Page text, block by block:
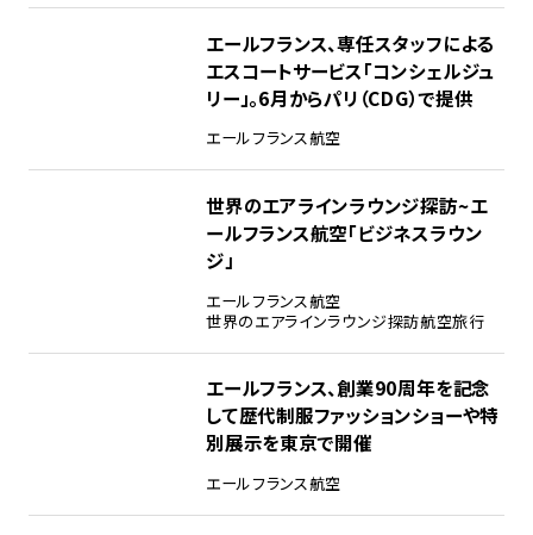
エールフランス、専任スタッフによる
エスコートサービス「コンシェルジュ
リー」。6月からパリ（CDG）で提供
エールフランス航空
世界のエアラインラウンジ探訪~エ
ールフランス航空「ビジネスラウン
ジ」
エールフランス航空
世界のエアラインラウンジ探訪航空旅行
エールフランス、創業90周年を記念
して歴代制服ファッションショーや特
別展示を東京で開催
エールフランス航空